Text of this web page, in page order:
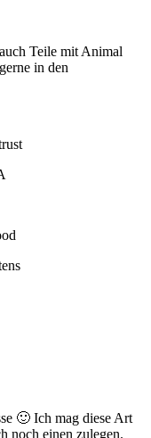
Teile mit Animal
in den
🙂 Ich mag diese Art
noch einen zulegen.